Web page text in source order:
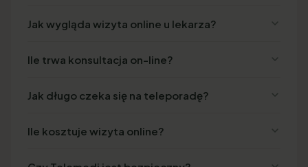
Jak wygląda wizyta online u lekarza?
Ile trwa konsultacja on-line?
Jak długo czeka się na teleporadę?
Ile kosztuje wizyta online?